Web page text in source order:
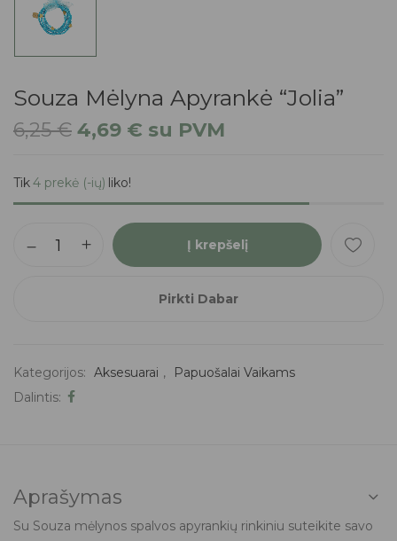
Souza Mėlyna Apyrankė “Jolia”
6,25€ 4,69 € su PVM
Tik4 prekė (-ių) liko!
Į krepšelį
Pirkti Dabar
Kategorijos: Aksesuarai ,
Papuošalai Vaikams
Dalintis:
Aprašymas
Su Souza mėlynos spalvos apyrankių rinkiniu suteikite savo